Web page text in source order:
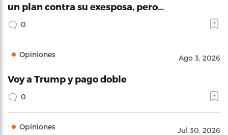
un plan contra su exesposa, pero…
0
Opiniones Ago 3, 2026
Voy a Trump y pago doble
0
Opiniones Jul 30, 2026